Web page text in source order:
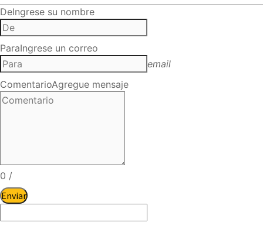
DeIngrese su nombre
ParaIngrese un correo
email
ComentarioAgregue mensaje
0 /
Enviar